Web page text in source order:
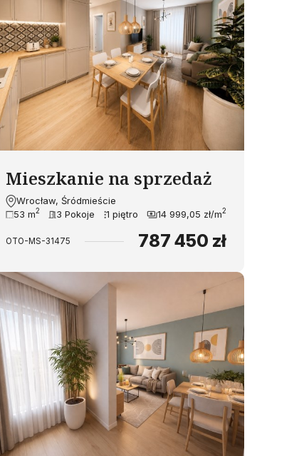
Mieszkanie na sprzedaż
Wrocław, Śródmieście
53 m2 3 Pokoje 1 piętro 14 999,05 zł/m2
OTO-MS-31475 787 450 zł